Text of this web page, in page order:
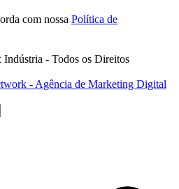
com nossa Política de
- Todos os Direitos
- Agência de Marketing Digital